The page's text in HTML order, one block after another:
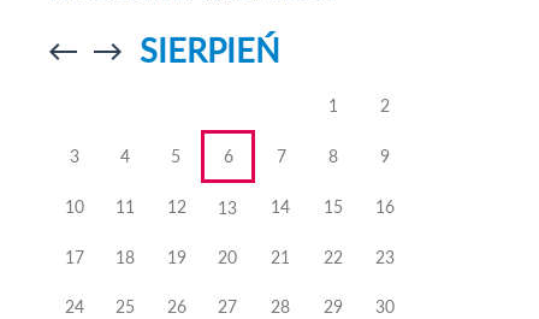
Przejdź doPrzejdź do
SIERPIEŃ
1 2
3 4 5 6 7 8 9
10 11 12 13 14 15 16
17 18 19 20 21 22 23
24 25 26 27 28 29 30